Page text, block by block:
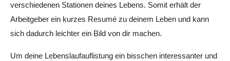
verschiedenen Stationen deines Lebens. Somit erhält der
Arbeitgeber ein kurzes Resumé zu deinem Leben und kann
sich dadurch leichter ein Bild von dir machen.
Um deine Lebenslaufauflistung ein bisschen interessanter und